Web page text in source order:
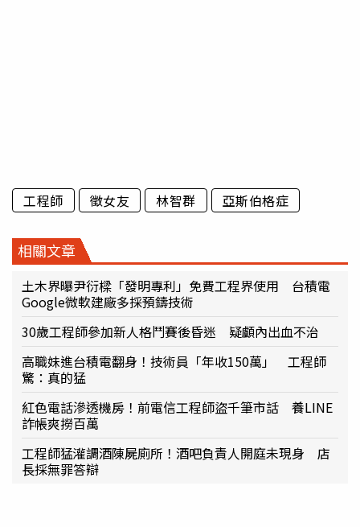
工程師 徵女友 林智群 亞斯伯格症
相關文章
土木界曝尹衍樑「發明專利」免費工程界使用 台積電
Google微軟建廠多採預鑄技術
30歲工程師參加新人格鬥賽後昏迷 疑顱內出血不治
高職妹進台積電翻身！技術員「年收150萬」 工程師
驚：真的猛
紅色電話滲透機房！前電信工程師盜千筆市話 養LINE
詐帳爽撈百萬
工程師猛灌調酒陳屍廁所！酒吧負責人開庭未現身 店
長採無罪答辯